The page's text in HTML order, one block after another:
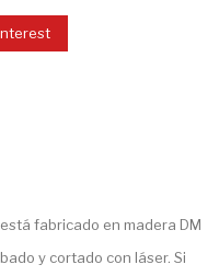
está fabricado en madera DM
y cortado con láser. Si